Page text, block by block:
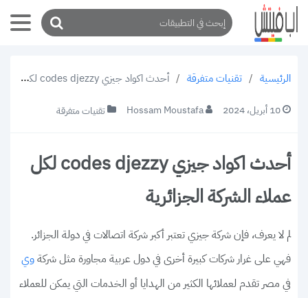
الرئيسية / تقنيات متفرقة / أحدث اكواد جيزي codes djezzy لكل عملاء الشركة الجزائرية
10 أبريل، 2024 Hossam Moustafa تقنيات متفرقة
أحدث اكواد جيزي codes djezzy لكل
عملاء الشركة الجزائرية
لم لا يعرف، فإن شركة جيزي تعتبر أكبر شركة اتصالات في دولة الجزائر.
فهي على غرار شركات كبيرة أخرى في دول عربية مجاورة مثل شركةوي
في مصر تقدم لعملائها الكثير من الهدايا أو الخدمات التي يمكن للعملاء